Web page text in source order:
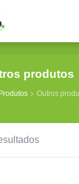
produtos
Produtos Outros